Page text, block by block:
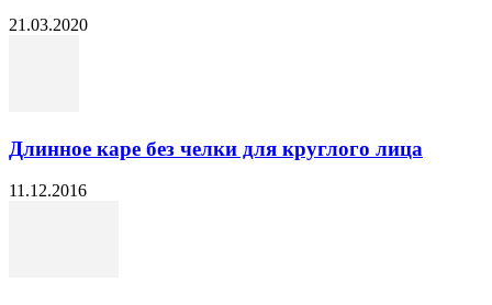
21.03.2020
Длинное каре без челки для круглого лица
11.12.2016